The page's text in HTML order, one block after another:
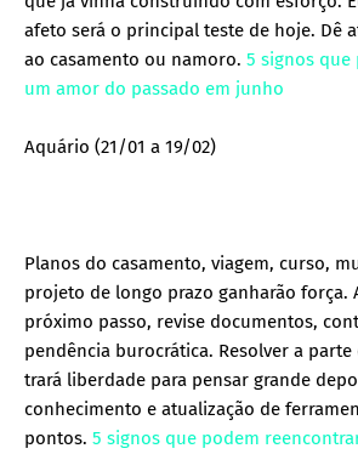
afeto será o principal teste de hoje. Dê
ao casamento ou namoro. 5 signos
um amor do passado em junho
Aquário (21/01 a 19/02)
Planos do casamento, viagem, curso,
projeto de longo prazo ganharão força.
próximo passo, revise documentos,
pendência burocrática. Resolver a
trará liberdade para pensar grande
conhecimento e atualização de
pontos. 5 signos que podem